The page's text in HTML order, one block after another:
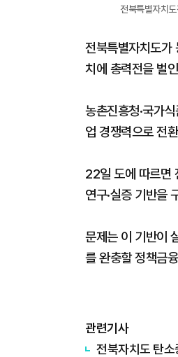
전북특별자치
전북특별자치도가
치에 총력전을 벌
농촌진흥청·국가
업 경쟁력으로 전
22일 도에 따르면
연구·실증 기반을
문제는 이 기반이
를 완충할 정책금
관련기사
전북자치도 탄소